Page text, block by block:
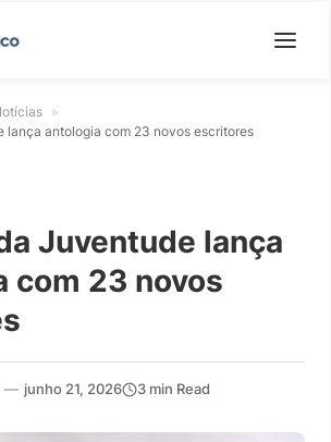
»
lança antologia com 23 novos escritores
Juventude lança
com 23 novos
— junho 21, 2026 3 min Read